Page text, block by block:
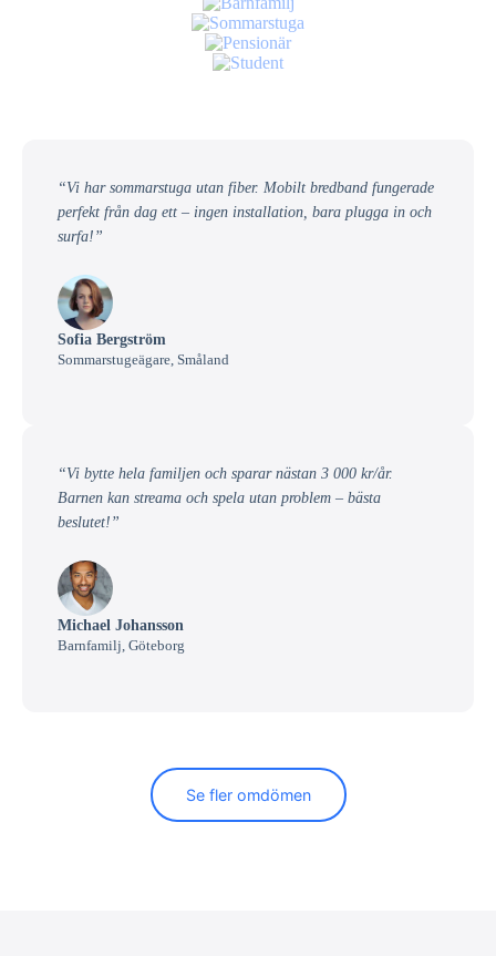
“Vi har sommarstuga utan fiber. Mobilt bredband fungerade
perfekt från dag ett – ingen installation, bara plugga in och
surfa!”
Sofia Bergström
Sommarstugeägare, Småland
“Vi bytte hela familjen och sparar nästan 3 000 kr/år.
Barnen kan streama och spela utan problem – bästa
beslutet!”
Michael Johansson
Barnfamilj, Göteborg
Se fler omdömen